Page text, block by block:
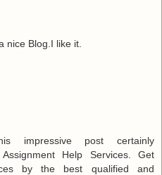
nice Blog.I like it.
impressive post certainly
Help Services. Get
by the best qualified and